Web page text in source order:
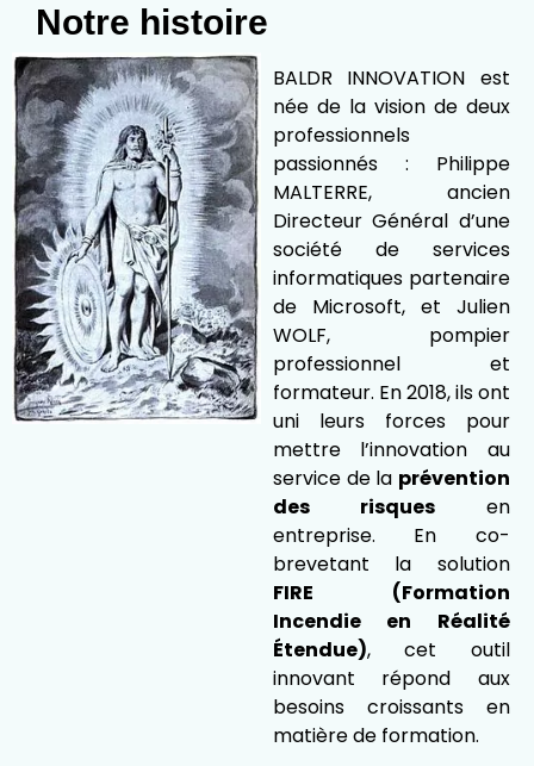
Notre histoire
BALDR INNOVATION est
née de la vision de deux
professionnels
passionnés : Philippe
MALTERRE, ancien
Directeur Général d’une
société de services
informatiques partenaire
de Microsoft, et Julien
WOLF, pompier
professionnel et
formateur. En 2018, ils ont
uni leurs forces pour
mettre l’innovation au
service de la prévention
des risquesen
entreprise. En co-
brevetant la solution
FIRE (Formation
Incendie en Réalité
Étendue), cet outil
innovant répond aux
besoins croissants en
matière de formation.